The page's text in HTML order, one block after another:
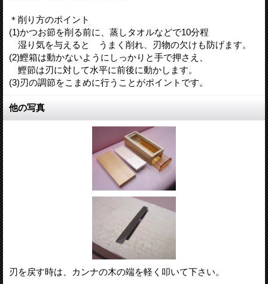
＊削り方のポイント
(1)かつお節を削る前に、蒸しタオルなどで10分程
湿り気を与えると うまく削れ、刃物の欠けも防げます。
(2)鰹箱は動かないようにしっかりと手で押さえ、
鰹節は刃に対して水平に前後に動かします。
(3)刃の調節をこまめに行うことがポイントです。
他の写真
刃を戻す時は、カンナの木の端を軽く叩いて下さい。